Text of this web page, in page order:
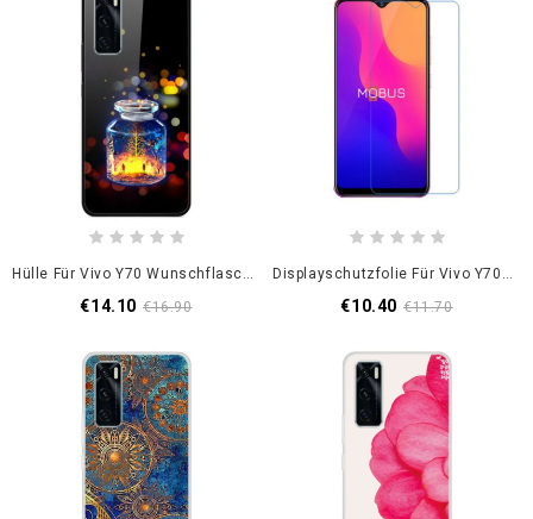
Hülle Für Vivo Y70 Wunschflasche Aus Gehärtetem Glas
€14.10 €16.90
Displayschutzfolie Für Vivo Y70 Lcd
€10.40 €11.70